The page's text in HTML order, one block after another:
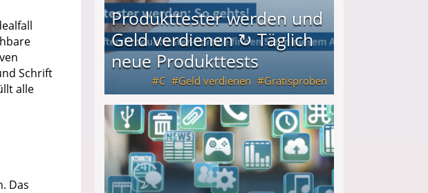
Schrift
alle
Das
Produkttester werden und
Geld verdienen ↻ Täglich
neue Produkttests
C Geld verdienen Gratisproben
Geld verdienen ↻ Täglich neue Produkttests